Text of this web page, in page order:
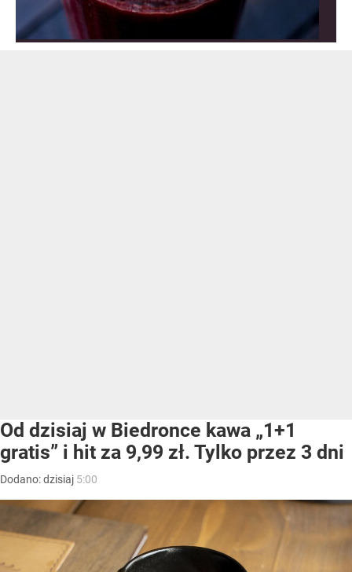
Od dzisiaj w Biedronce kawa „1+1
gratis” i hit za 9,99 zł. Tylko przez 3 dni
Dodano:dzisiaj 5:00